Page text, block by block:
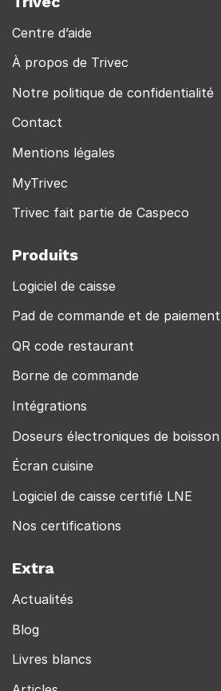
Centre d’aide
À propos de Trivec
Notre politique de confidentialité
Contact
Mentions légales
MyTrivec
Trivec fait partie de Caspeco
Produits
Logiciel de caisse
Pad de commande et de paiement
QR code restaurant
Borne de commande
Intégrations
Doseurs électroniques de boisson
Écran cuisine
Logiciel de caisse certifié LNE
Nos certifications
Extra
Actualités
Blog
Livres blancs